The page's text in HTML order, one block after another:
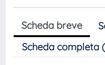
Scheda breve
Scheda completa